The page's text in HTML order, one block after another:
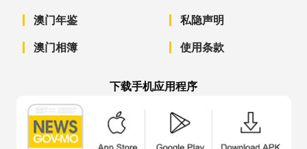
澳门年鉴
澳门相簿
私隐声明
使用条款
下载手机应用程序